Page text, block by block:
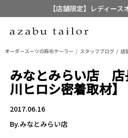
【店舗限定】レディース
8/12~8/16 夏季休業
オーダースーツの麻布テーラー スタッフブログ 店
みなとみらい店 店
川ヒロシ密着取材】
2017.06.16
By.みなとみらい店